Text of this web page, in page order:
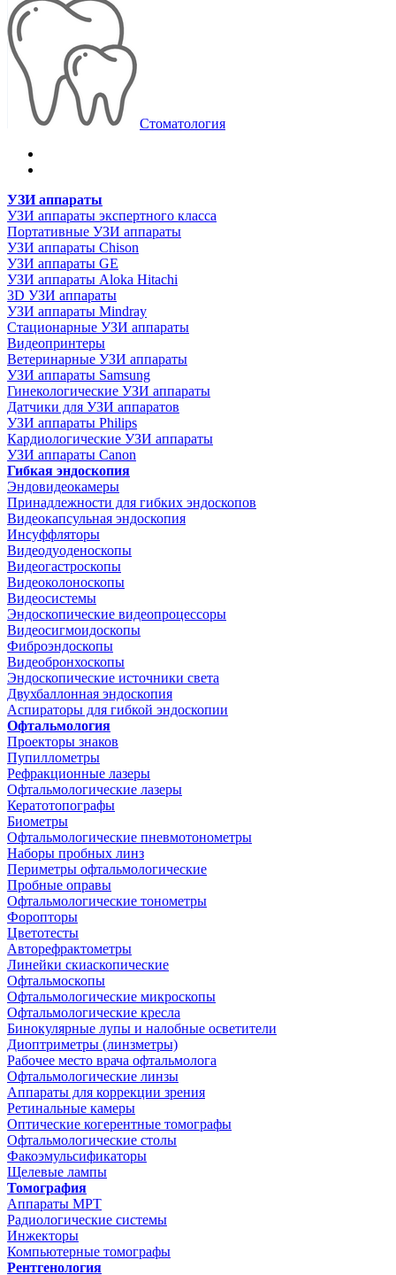
Стоматология
УЗИ аппараты
УЗИ аппараты экспертного класса
Портативные УЗИ аппараты
УЗИ аппараты Chison
УЗИ аппараты GE
УЗИ аппараты Aloka Hitachi
3D УЗИ аппараты
УЗИ аппараты Mindray
Стационарные УЗИ аппараты
Видеопринтеры
Ветеринарные УЗИ аппараты
УЗИ аппараты Samsung
Гинекологические УЗИ аппараты
Датчики для УЗИ аппаратов
УЗИ аппараты Philips
Кардиологические УЗИ аппараты
УЗИ аппараты Canon
Гибкая эндоскопия
Эндовидеокамеры
Принадлежности для гибких эндоскопов
Видеокапсульная эндоскопия
Инсуффляторы
Видеодуоденоскопы
Видеогастроскопы
Видеоколоноскопы
Видеосистемы
Эндоскопические видеопроцессоры
Видеосигмоидоскопы
Фиброэндоскопы
Видеобронхоскопы
Эндоскопические источники света
Двухбаллонная эндоскопия
Аспираторы для гибкой эндоскопии
Офтальмология
Проекторы знаков
Пупиллометры
Рефракционные лазеры
Офтальмологические лазеры
Кератотопографы
Биометры
Офтальмологические пневмотонометры
Наборы пробных линз
Периметры офтальмологические
Пробные оправы
Офтальмологические тонометры
Форопторы
Цветотесты
Авторефрактометры
Линейки скиаскопические
Офтальмоскопы
Офтальмологические микроскопы
Офтальмологические кресла
Бинокулярные лупы и налобные осветители
Диоптриметры (линзметры)
Рабочее место врача офтальмолога
Офтальмологические линзы
Аппараты для коррекции зрения
Ретинальные камеры
Оптические когерентные томографы
Офтальмологические столы
Факоэмульсификаторы
Щелевые лампы
Томография
Аппараты МРТ
Радиологические системы
Инжекторы
Компьютерные томографы
Рентгенология